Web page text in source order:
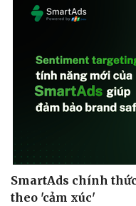
SmartAds chính
theo 'cảm xúc'